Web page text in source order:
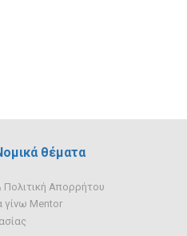
θέματα
Πολιτική Απορρήτου
Mentor